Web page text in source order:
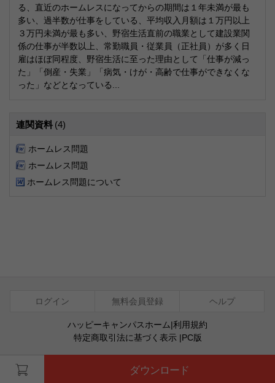
る、直近のホームレスになってからの期間は１年未満が最も
多い、過半数が仕事をしている、平均収入月額は１万円以上
３万円未満が最も多い、野宿生活直前の職業として建設業関
係の仕事が半数以上、常勤職員・従業員（正社員）が多く日
雇はほぼ同程度、野宿生活に至った理由として「仕事が減っ
た」「倒産・失業」「病気・けが・高齢で仕事ができなくな
った」などとなっている...
連関資料 (4)
ホームレス問題
ホームレス問題
ホームレス問題について
ダウンロード
ログイン 無料会員登録 ヘルプ
ハッピーキャンパスホーム|利用規約
特定商取引法に基づく表示|PC版